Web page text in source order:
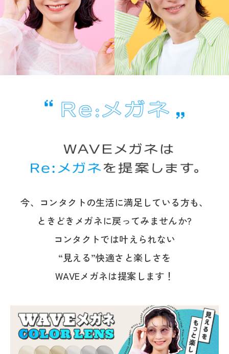
今、コンタクトの生活に満足している方も、
ときどきメガネに戻ってみませんか?
コンタクトでは叶えられない
“見える”快適さと楽しさを
WAVEメガネは提案します！